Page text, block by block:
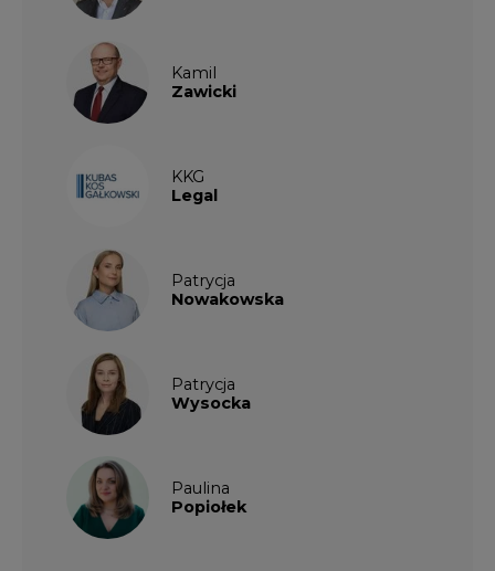
Kamil
Zawicki
KKG
Legal
Patrycja
Nowakowska
Patrycja
Wysocka
Paulina
Popiołek